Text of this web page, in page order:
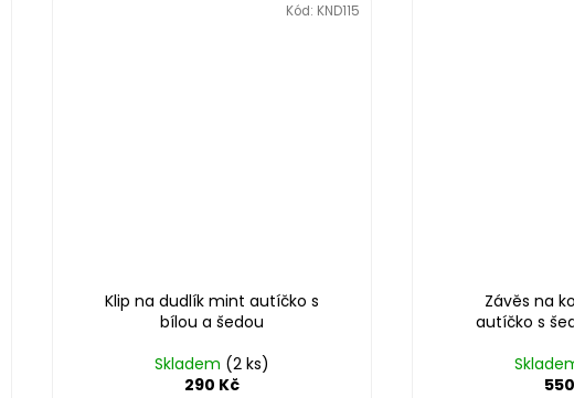
Klip na dudlík mint autíčko s
bílou a šedou
Skladem (2 ks)
290 Kč
Kód: KND115
Závěs na
autíčko s